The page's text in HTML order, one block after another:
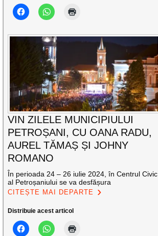
VIN ZILELE MUNICIPIULUI
PETROȘANI, CU OANA RADU,
AUREL TĂMAȘ ȘI JOHNY
ROMANO
În perioada 24 – 26 iulie 2024, în Centrul Civic
al Petroșaniului se va desfășura
CITEȘTE MAI DEPARTE
Distribuie acest articol